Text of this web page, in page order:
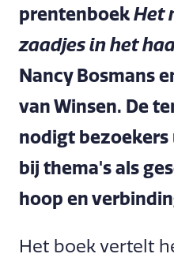
prentenboekHet
zaadjes in het
Nancy Bosmans
van Winsen. De
nodigt
bij thema's als
hoop en
Het boek vertelt